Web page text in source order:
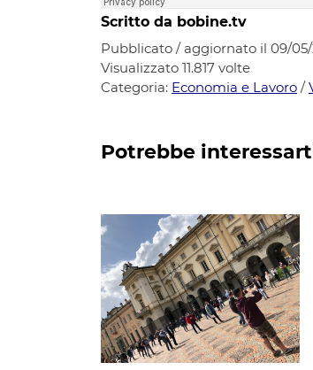
Scritto da bobine.tv
Pubblicato / aggiornato il 09/05/
Visualizzato 11.817 volte
Categoria: Economia e Lavoro /
Potrebbe